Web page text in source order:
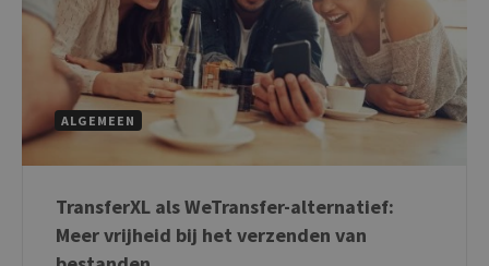
ALGEMEEN
TransferXL als WeTransfer-alternatief:
Meer vrijheid bij het verzenden van